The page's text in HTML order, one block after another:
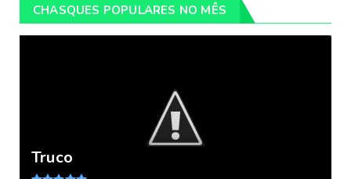
CHASQUES POPULARES NO MÊS
Truco